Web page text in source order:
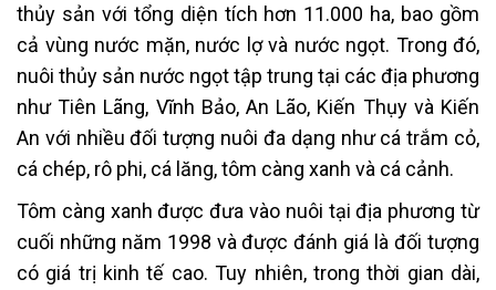
thủy sản với tổng diện tích hơn 11.000 ha, bao gồm
cả vùng nước mặn, nước lợ và nước ngọt. Trong đó,
nuôi thủy sản nước ngọt tập trung tại các địa phương
như Tiên Lãng, Vĩnh Bảo, An Lão, Kiến Thụy và Kiến
An với nhiều đối tượng nuôi đa dạng như cá trắm cỏ,
cá chép, rô phi, cá lăng, tôm càng xanh và cá cảnh.
Tôm càng xanh được đưa vào nuôi tại địa phương từ
cuối những năm 1998 và được đánh giá là đối tượng
có giá trị kinh tế cao. Tuy nhiên, trong thời gian dài,